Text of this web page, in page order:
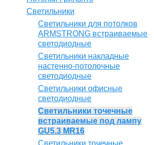
Светильники
Светильники для потолков
ARMSTRONG встраиваемые
светодиодные
Светильники накладные
настенно-потолочные
светодиодные
Светильники офисные
светодиодные
Светильники точечные
встраиваемые под лампу
GU5.3 MR16
Светильники точечные